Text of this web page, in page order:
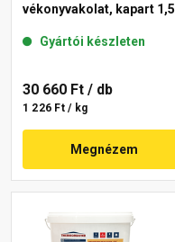
vékonyvakolat, kapart 1,5
Gyártói készleten
30 660 Ft / db
1 226 Ft / kg
Megnézem